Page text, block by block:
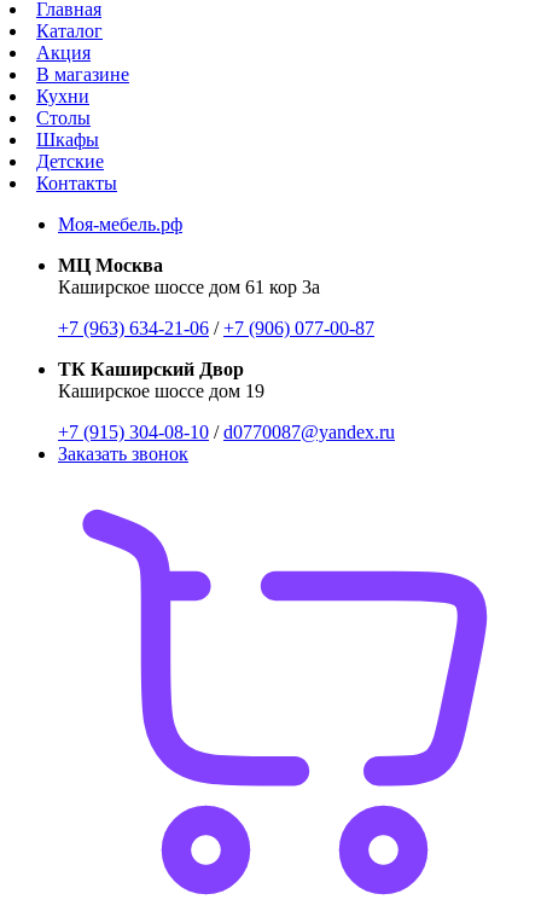
Главная
Каталог
Акция
В магазине
Кухни
Столы
Шкафы
Детские
Контакты
Моя-мебель.рф
МЦ Москва
Каширское шоссе дом 61 кор 3а
+7 (963) 634-21-06 /+7 (906) 077-00-87
ТК Каширский Двор
Каширское шоссе дом 19
+7 (915) 304-08-10 /d0770087@yandex.ru
Заказать звонок